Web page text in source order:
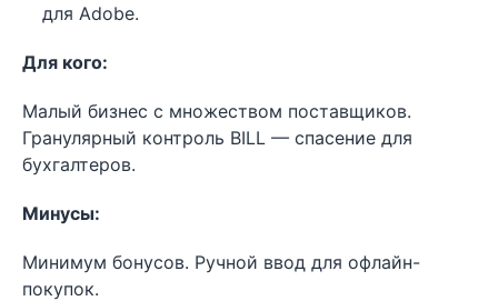
для Adobe.
Для кого:
Малый бизнес с множеством поставщиков.
Гранулярный контроль BILL — спасение для
бухгалтеров.
Минусы:
Минимум бонусов. Ручной ввод для офлайн-
покупок.